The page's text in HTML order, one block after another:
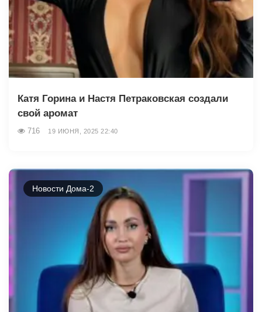
Катя Горина и Настя Петраковская создали
свой аромат
716 19 ИЮНЯ, 2025 22:40
Новости Дома-2